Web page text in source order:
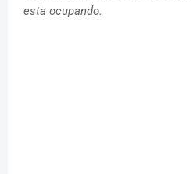
esta ocupando.